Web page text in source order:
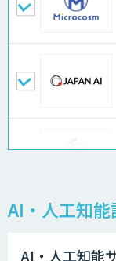
AI・人工知
AI・人工知能